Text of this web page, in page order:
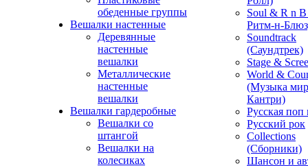
обеденные группы
Вешалки настенные
Деревянные
настенные
вешалки
Металлические
настенные
вешалки
Вешалки гардеробные
Вешалки со
штангой
Вешалки на
колесиках
Soul & R n
Ритм-н-
Soundtrack
(Саундтрек)
Stage &
World &
(Музыка
Кантри)
Русская поп
Русский рок
Сollections
(Сборники)
Шансон и